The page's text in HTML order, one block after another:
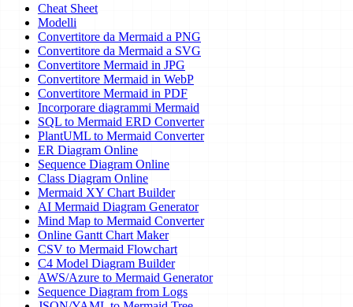
Cheat Sheet
Modelli
Convertitore da Mermaid a PNG
Convertitore da Mermaid a SVG
Convertitore Mermaid in JPG
Convertitore Mermaid in WebP
Convertitore Mermaid in PDF
Incorporare diagrammi Mermaid
SQL to Mermaid ERD Converter
PlantUML to Mermaid Converter
ER Diagram Online
Sequence Diagram Online
Class Diagram Online
Mermaid XY Chart Builder
AI Mermaid Diagram Generator
Mind Map to Mermaid Converter
Online Gantt Chart Maker
CSV to Mermaid Flowchart
C4 Model Diagram Builder
AWS/Azure to Mermaid Generator
Sequence Diagram from Logs